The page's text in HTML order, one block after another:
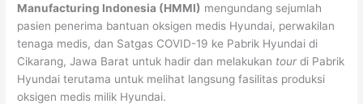
Manufacturing Indonesia (HMMI) mengundang sejumlah
pasien penerima bantuan oksigen medis Hyundai, perwakilan
tenaga medis, dan Satgas COVID-19 ke Pabrik Hyundai di
Cikarang, Jawa Barat untuk hadir dan melakukan tourdi Pabrik
Hyundai terutama untuk melihat langsung fasilitas produksi
oksigen medis milik Hyundai.